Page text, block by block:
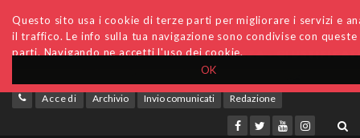
OK
Questo sito usa i cookie di terze parti per migliorare i servizi e
il traffico. Le info sulla tua navigazione sono condivise con
parti. Navigando ne accetti l'uso dei cookie.
Accedi Archivio Invio comunicati Redazione